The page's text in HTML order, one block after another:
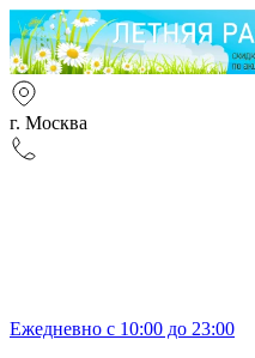
г. Москва
Ежедневно с 10:00 до 23:00